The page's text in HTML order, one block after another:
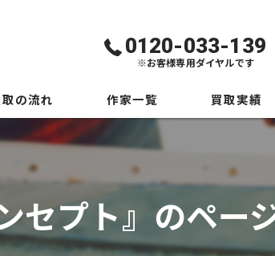
0120-033-139
※お客様専用ダイヤルです
取の流れ
買取の専門業者が解説！買取の流れと確認ポイント
作家一覧
美術品一覧
買取実績
セプト』のペー